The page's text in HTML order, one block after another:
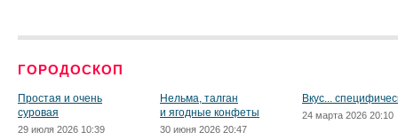
ГОРОДОСКОП
Простая и очень
суровая
29 июля 2026 10:39
Нельма, талган
и ягодные конфеты
30 июня 2026 20:47
Вкус...
24 марта 2026 20:10